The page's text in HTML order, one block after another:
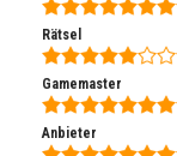
Rätsel
Gamemaster
Anbieter